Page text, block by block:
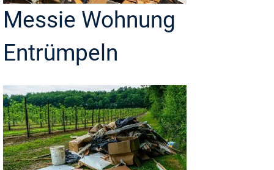
Messie Wohnung
Entrümpeln